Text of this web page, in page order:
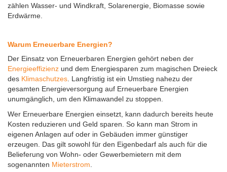
zählen Wasser- und Windkraft, Solarenergie, Biomasse sowie
Erdwärme.
Warum Erneuerbare Energien?
Der Einsatz von Erneuerbaren Energien gehört neben der
Energieeffizienz und dem Energiesparen zum magischen Dreieck
des Klimaschutzes . Langfristig ist ein Umstieg nahezu der
gesamten Energieversorgung auf Erneuerbare Energien
unumgänglich, um den Klimawandel zu stoppen.
Wer Erneuerbare Energien einsetzt, kann dadurch bereits heute
Kosten reduzieren und Geld sparen. So kann man Strom in
eigenen Anlagen auf oder in Gebäuden immer günstiger
erzeugen. Das gilt sowohl für den Eigenbedarf als auch für die
Belieferung von Wohn- oder Gewerbemietern mit dem
sogenannten Mieterstrom